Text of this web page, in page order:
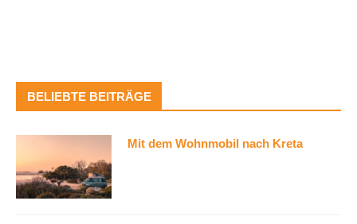
BELIEBTE BEITRÄGE
Mit dem Wohnmobil nach Kreta